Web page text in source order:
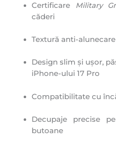
Certificare Military
căderi
Textură anti-
Design slim și ușor,
iPhone-ului 17 Pro
Compatibilitate cu
Decupaje precise
butoane